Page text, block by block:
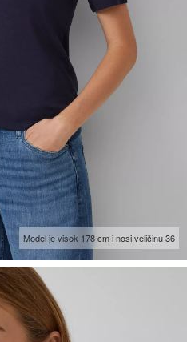
Model je visok 178 cm i nosi veličinu 36